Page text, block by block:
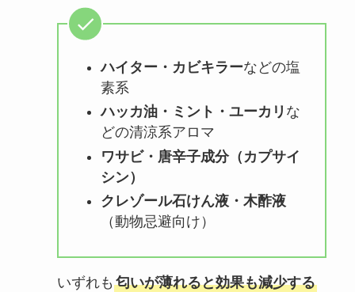
ハイター・カビキラーなどの塩
素系
ハッカ油・ミント・ユーカリ な
どの清涼系アロマ
ワサビ・唐辛子成分（カプサイ
シン）
クレゾール石けん液・木酢液
（動物忌避向け）
いずれも 匂いが薄れると効果も減少する